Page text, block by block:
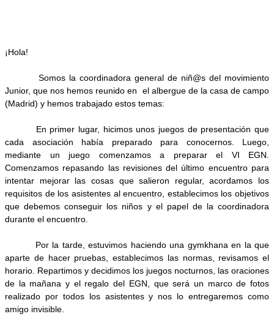
¡Hola!
Somos la coordinadora general de niñ@s del movimiento
Junior, que nos hemos reunido en el albergue de la casa de campo
(Madrid) y hemos trabajado estos temas:
En primer lugar, hicimos unos juegos de presentación que
cada asociación había preparado para conocernos. Luego,
mediante un juego comenzamos a preparar el VI EGN.
Comenzamos repasando las revisiones del último encuentro para
intentar mejorar las cosas que salieron regular, acordamos los
requisitos de los asistentes al encuentro, establecimos los objetivos
que debemos conseguir los niños y el papel de la coordinadora
durante el encuentro.
Por la tarde, estuvimos haciendo una gymkhana en la que
aparte de hacer pruebas, establecimos las normas, revisamos el
horario. Repartimos y decidimos los juegos nocturnos, las oraciones
de la mañana y el regalo del EGN, que será un marco de fotos
realizado por todos los asistentes y nos lo entregaremos como
amigo invisible.